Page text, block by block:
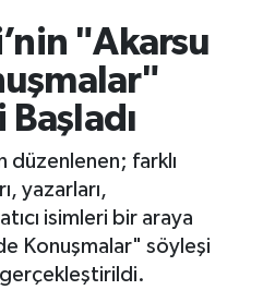
"Akarsu
düzenlenen; farklı
yazarları,
isimleri bir araya
Konuşmalar" söyleşi
gerçekleştirildi.
ve Fikstür